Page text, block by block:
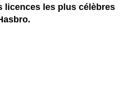
licences les plus célèbres